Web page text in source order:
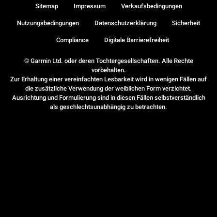
© Garmin Ltd. oder deren Tochtergesellschaften. Alle Rechte
vorbehalten.
Zur Erhaltung einer vereinfachten Lesbarkeit wird in wenigen Fällen auf
die zusätzliche Verwendung der weiblichen Form verzichtet.
Ausrichtung und Formulierung sind in diesen Fällen selbstverständlich
als geschlechtsunabhängig zu betrachten.
Sitemap Impressum Verkaufsbedingungen
Nutzungsbedingungen Datenschutzerklärung Sicherheit
Compliance Digitale Barrierefreiheit